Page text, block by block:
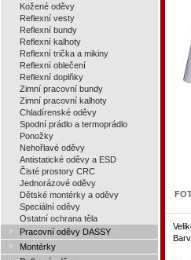
Kožené oděvy
Reflexní vesty
Reflexní bundy
Reflexní kalhoty
Reflexní trička a mikiny
Reflexní oblečení
Reflexní doplňky
Zimní pracovní bundy
Zimní pracovní kalhoty
Chladírenské oděvy
Spodní prádlo a termoprádlo
Ponožky
Nehořlavé oděvy
Antistatické oděvy a ESD
Čisté prostory CRC
Jednorázové oděvy
Dětské montérky a oděvy
Speciální oděvy
Ostatní ochrana těla
Pracovní oděvy DASSY
Montérky